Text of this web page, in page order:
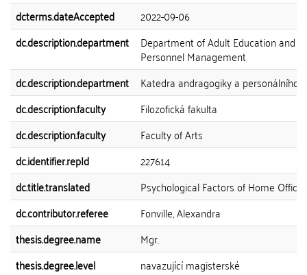
dcterms.dateAccepted
2022-09-06
dc.description.department
Department of Adult Education and
Personnel Management
dc.description.department
Katedra andragogiky a personálního
dc.description.faculty
Filozofická fakulta
dc.description.faculty
Faculty of Arts
dc.identifier.repId
227614
dc.title.translated
Psychological Factors of Home Office
dc.contributor.referee
Fonville, Alexandra
thesis.degree.name
Mgr.
thesis.degree.level
navazující magisterské